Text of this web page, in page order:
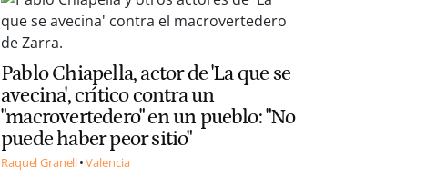
Pablo Chiapella, actor de 'La que se
avecina', crítico contra un
"macrovertedero" en un pueblo: "No
puede haber peor sitio"
Raquel Granell Valencia